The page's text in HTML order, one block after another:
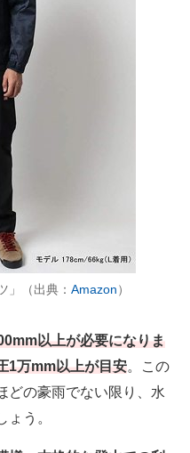
」（出典： Amazon）
以上が必要になりま
1万mm以上が目安。この
どの豪雨でない限り、水
う。